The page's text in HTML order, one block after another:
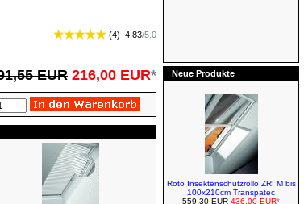
(4) 4.83/5.0
EUR 216,00 EUR*
FAKRO Netzmarkisen - Manuell -
Preisgruppe II
FAKRO Rollläden - Elektro Z-
Wave
Neue Produkte
Roto Insektenschutzrollo ZRI M bis
100x210cm Transpatec
559,30 EUR 436,00 EUR*